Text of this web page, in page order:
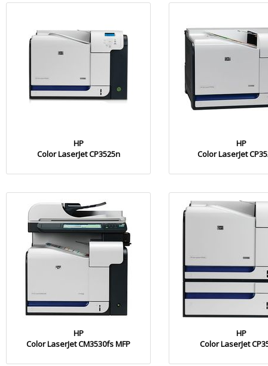
HP
Color LaserJet CP3525n
HP
Color LaserJet
HP
Color LaserJet CM3530fs MFP
HP
Color LaserJet